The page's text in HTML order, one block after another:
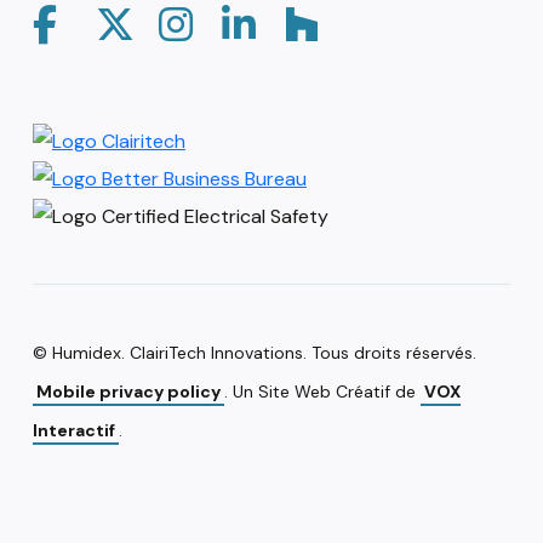
© Humidex. ClairiTech Innovations. Tous droits réservés.
Mobile privacy policy . Un Site Web Créatif de VOX
Interactif .